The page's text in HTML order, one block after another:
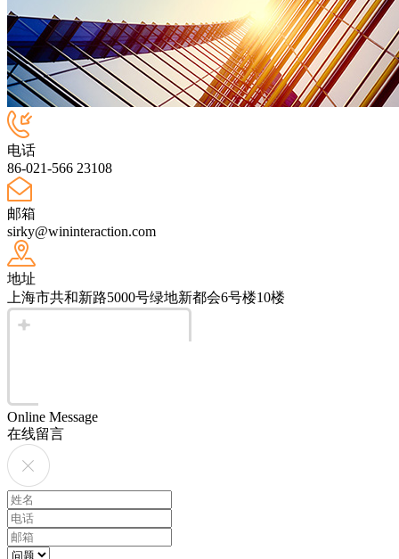
电话
86-021-566 23108
邮箱
sirky@wininteraction.com
地址
上海市共和新路5000号绿地新都会6号楼10楼
Online Message
在线留言